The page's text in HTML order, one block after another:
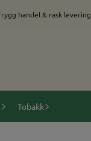
handel & rask levering
Tobakk